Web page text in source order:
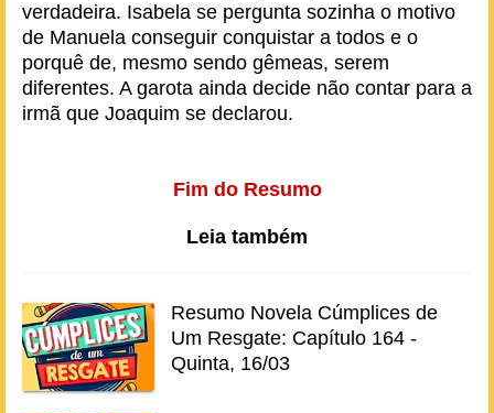
verdadeira. Isabela se pergunta sozinha o motivo
de Manuela conseguir conquistar a todos e o
porquê de, mesmo sendo gêmeas, serem
diferentes. A garota ainda decide não contar para a
irmã que Joaquim se declarou.
Fim do Resumo
Leia também
Resumo Novela Cúmplices de
Um Resgate: Capítulo 164 -
Quinta, 16/03